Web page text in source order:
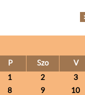
P Szo
V
1 2
3
8 9
10